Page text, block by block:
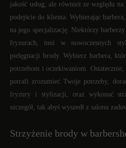
jakość usług, ale również ze względu
podejście do klienta. Wybierając
na jego specjalizację. Niektórzy
fryzurach, inni w nowoczesnych
pielęgnacji brody. Wybierz barbera,
potrzebom i oczekiwaniom.
potrafi zrozumieć Twoje potrzeby,
fryzury i stylizacji, oraz wykonać
szczegół, tak abyś wyszedł z salonu
Strzyżenie brody w